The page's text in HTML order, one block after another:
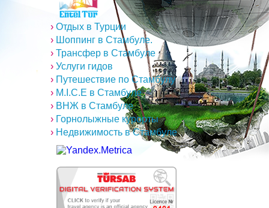
› Отдых в Турции
› Шоппинг в Стамбуле.
› Трансфер в Стамбуле
› Услуги гидов
› Путешествие по Стамбулу
› M.I.C.E в Стамбуле
› ВНЖ в Стамбуле
› Горнолыжные курорты
› Недвижимость в Стамбуле